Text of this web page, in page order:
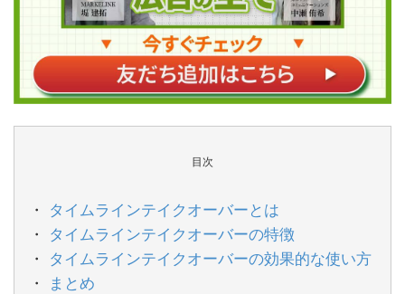
目次
タイムラインテイクオーバーとは
タイムラインテイクオーバーの特徴
タイムラインテイクオーバーの効果的な使い方
まとめ